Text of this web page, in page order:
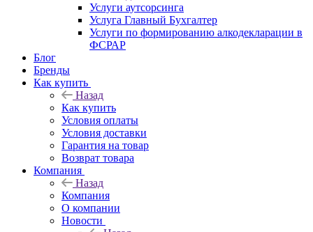
Услуги аутсорсинга
Услуга Главный Бухгалтер
Услуги по формированию алкодекларации в
ФСРАР
Блог
Бренды
Как купить
Назад
Как купить
Условия оплаты
Условия доставки
Гарантия на товар
Возврат товара
Компания
Назад
Компания
О компании
Новости